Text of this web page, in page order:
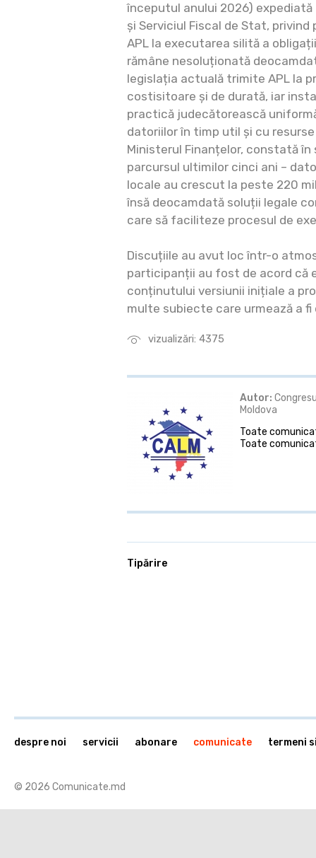
vizualizări: 4375
începutul anului 2026)
și Serviciul Fiscal de Stat,
APL la executarea silită a
rămâne nesoluționată
legislația actuală trimite APL la
costisitoare și de durată, iar
practică judecătorească
datoriilor în timp util și cu
Ministerul Finanțelor, constată
parcursul ultimilor cinci ani –
locale au crescut la peste 220
însă deocamdată soluții legale
care să faciliteze procesul de
Discuțiile au avut loc într-o
participanții au fost de acord că
conținutului versiunii inițiale a
multe subiecte care urmează a
Autor:
Moldova
Toate
Toate
Tipărire
© 2026 Comunicate.md
despre noi servicii abonare comunicate termeni